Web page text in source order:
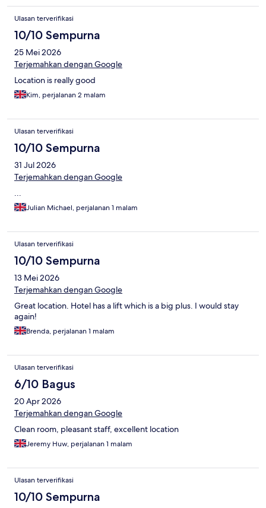
Ulasan terverifikasi
10/10 Sempurna
25 Mei 2026
Terjemahkan dengan Google
Location is really good
Kim, perjalanan 2 malam
Ulasan terverifikasi
10/10 Sempurna
31 Jul 2026
Terjemahkan dengan Google
...
Julian Michael, perjalanan 1 malam
Ulasan terverifikasi
10/10 Sempurna
13 Mei 2026
Terjemahkan dengan Google
Great location. Hotel has a lift which is a big plus. I would stay
again!
Brenda, perjalanan 1 malam
Ulasan terverifikasi
6/10 Bagus
20 Apr 2026
Terjemahkan dengan Google
Clean room, pleasant staff, excellent location
Jeremy Huw, perjalanan 1 malam
Ulasan terverifikasi
10/10 Sempurna